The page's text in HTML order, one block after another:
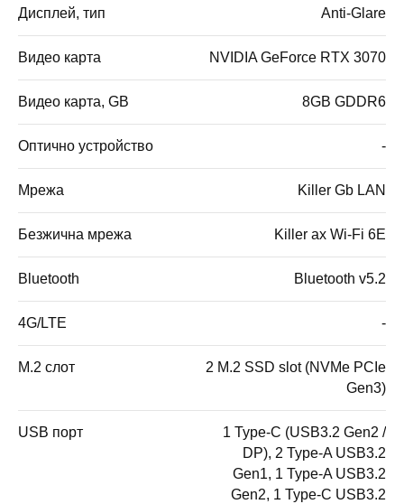
Дисплей, тип Anti-Glare
Видео карта NVIDIA GeForce RTX 3070
Видео карта, GB 8GB GDDR6
Оптично устройство -
Мрежа Killer Gb LAN
Безжична мрежа Killer ax Wi-Fi 6E
Bluetooth Bluetooth v5.2
4G/LTE -
M.2 слот
2 M.2 SSD slot (NVMe PCIe
Gen3)
USB порт
1 Type-C (USB3.2 Gen2 /
DP), 2 Type-A USB3.2
Gen1, 1 Type-A USB3.2
Gen2, 1 Type-C USB3.2